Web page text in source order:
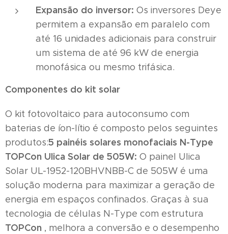
Expansão do inversor: Os inversores Deye
permitem a expansão em paralelo com
até 16 unidades adicionais para construir
um sistema de até 96 kW de energia
monofásica ou mesmo trifásica.
Componentes do kit solar
O kit fotovoltaico para autoconsumo com
baterias de íon-lítio é composto pelos seguintes
produtos:5 painéis solares monofaciais N-Type
TOPCon Ulica Solar de 505W: O painel Ulica
Solar UL-1952-120BHVNBB-C de 505W é uma
solução moderna para maximizar a geração de
energia em espaços confinados. Graças à sua
tecnologia de células N-Type com estrutura
TOPCon , melhora a conversão e o desempenho